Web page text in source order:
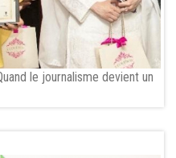
le journalisme devient un